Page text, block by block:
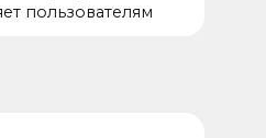
пользователям